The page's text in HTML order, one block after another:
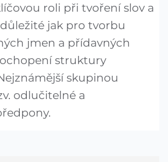
roli při tvoření slov a
jak pro tvorbu
jmen a přídavných
struktury
skupinou
odlučitelné a